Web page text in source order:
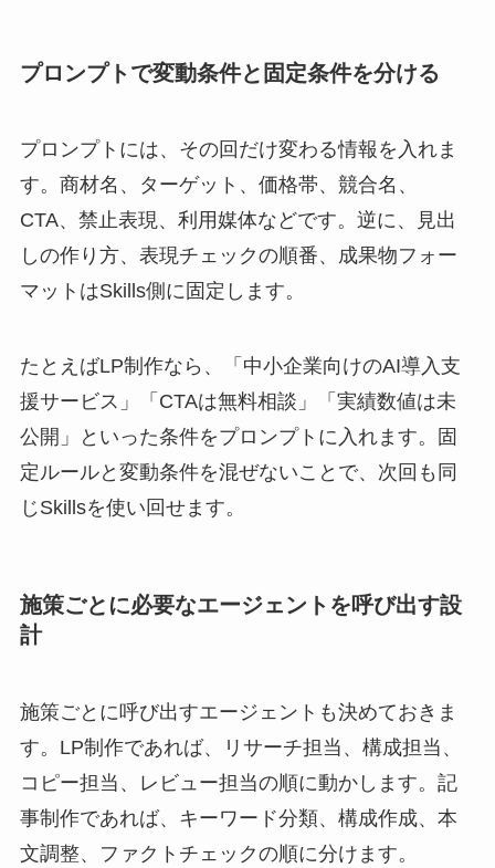
プロンプトで変動条件と固定条件を分ける
プロンプトには、その回だけ変わる情報を入れま
す。商材名、ターゲット、価格帯、競合名、
CTA、禁止表現、利用媒体などです。逆に、見出
しの作り方、表現チェックの順番、成果物フォー
マットはSkills側に固定します。
たとえばLP制作なら、「中小企業向けのAI導入支
援サービス」「CTAは無料相談」「実績数値は未
公開」といった条件をプロンプトに入れます。固
定ルールと変動条件を混ぜないことで、次回も同
じSkillsを使い回せます。
施策ごとに必要なエージェントを呼び出す設
計
施策ごとに呼び出すエージェントも決めておきま
す。LP制作であれば、リサーチ担当、構成担当、
コピー担当、レビュー担当の順に動かします。記
事制作であれば、キーワード分類、構成作成、本
文調整、ファクトチェックの順に分けます。